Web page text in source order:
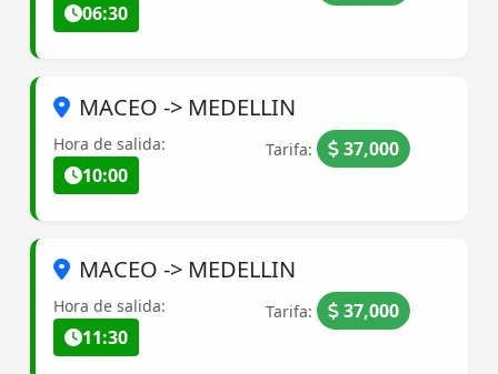
06:30
MACEO -> MEDELLIN
Hora de salida:
10:00
Tarifa: 37,000
MACEO -> MEDELLIN
Hora de salida:
11:30
Tarifa: 37,000